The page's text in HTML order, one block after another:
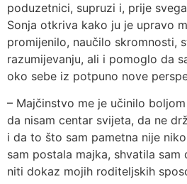
poduzetnici, supruzi i, prije
Sonja otkriva kako ju je upravo
promijenilo, naučilo skromnosti,
razumijevanju, ali i pomoglo da
oko sebe iz potpuno nove
– Majčinstvo me je učinilo
da nisam centar svijeta, da ne
i da to što sam pametna nije
sam postala majka, shvatila
niti dokaz mojih roditeljskih